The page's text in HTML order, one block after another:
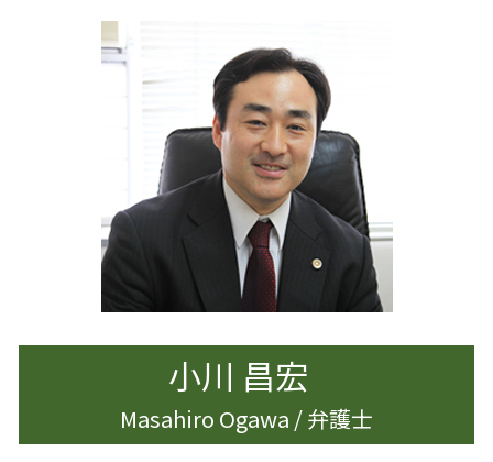
著作権とは どこまで
事業承継 弁護士
企業法務 弁護士
企業法務 法律事務所
企業法務 労働時間
相続 調停 費用
遺産分割
相続 手続き 期限
遺言書作成 大田区
相続 手続き 代行
遺産分割協議書
相続 生前贈与
離婚 慰謝料 相場
離婚 会社 手続き
離婚準備 貯金 いくら
離婚調停 別居
離婚 家 名義変更
離婚 慰謝料 モラハラ
離婚 夫から
離婚 慰謝料 理由
離婚したい 男
小川 昌宏
Masahiro Ogawa / 弁護士